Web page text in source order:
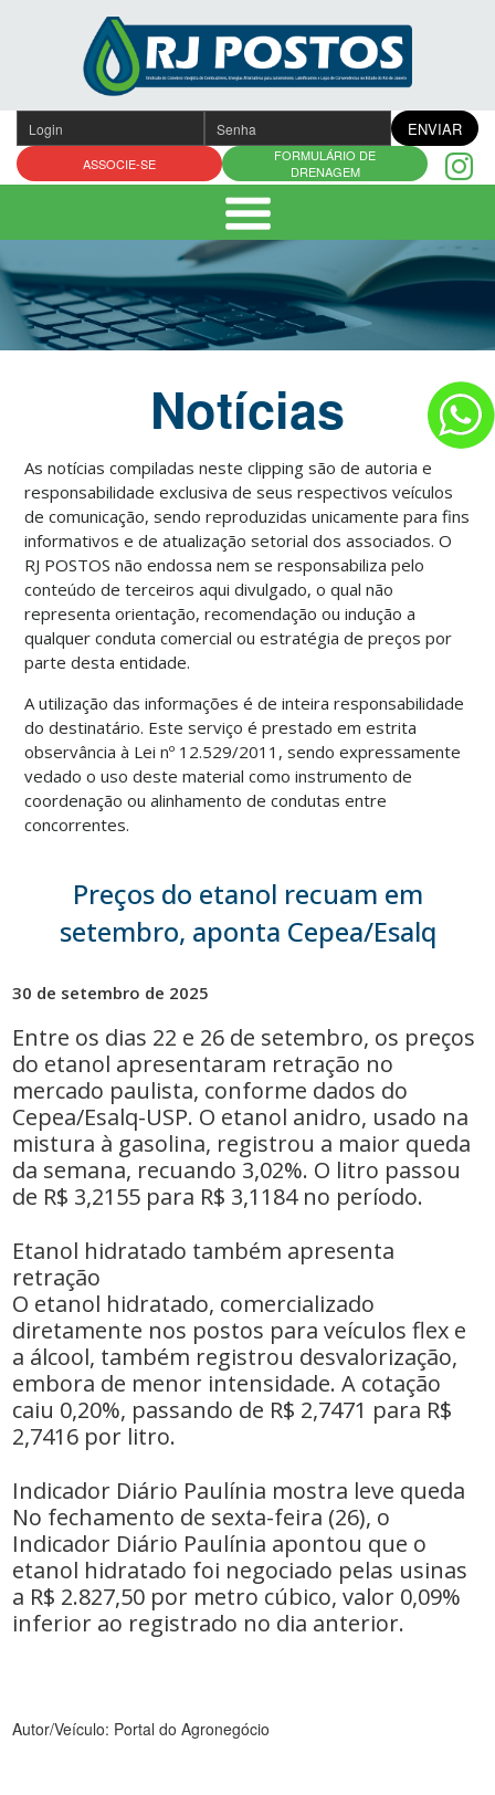
conteúdo
ENVIAR
ASSOCIE-SE
FORMULÁRIO DE
DRENAGEM
Notícias
As notícias compiladas neste clipping são de autoria e
responsabilidade exclusiva de seus respectivos veículos
de comunicação, sendo reproduzidas unicamente para fins
informativos e de atualização setorial dos associados. O
RJ POSTOS não endossa nem se responsabiliza pelo
conteúdo de terceiros aqui divulgado, o qual não
representa orientação, recomendação ou indução a
qualquer conduta comercial ou estratégia de preços por
parte desta entidade.
A utilização das informações é de inteira responsabilidade
do destinatário. Este serviço é prestado em estrita
observância à Lei nº 12.529/2011, sendo expressamente
vedado o uso deste material como instrumento de
coordenação ou alinhamento de condutas entre
concorrentes.
Preços do etanol recuam em
setembro, aponta Cepea/Esalq
30 de setembro de 2025
Entre os dias 22 e 26 de setembro, os preços
do etanol apresentaram retração no
mercado paulista, conforme dados do
Cepea/Esalq-USP. O etanol anidro, usado na
mistura à gasolina, registrou a maior queda
da semana, recuando 3,02%. O litro passou
de R$ 3,2155 para R$ 3,1184 no período.
Etanol hidratado também apresenta
retração
O etanol hidratado, comercializado
diretamente nos postos para veículos flex e
a álcool, também registrou desvalorização,
embora de menor intensidade. A cotação
caiu 0,20%, passando de R$ 2,7471 para R$
2,7416 por litro.
Indicador Diário Paulínia mostra leve queda
No fechamento de sexta-feira (26), o
Indicador Diário Paulínia apontou que o
etanol hidratado foi negociado pelas usinas
a R$ 2.827,50 por metro cúbico, valor 0,09%
inferior ao registrado no dia anterior.
Autor/Veículo: Portal do Agronegócio